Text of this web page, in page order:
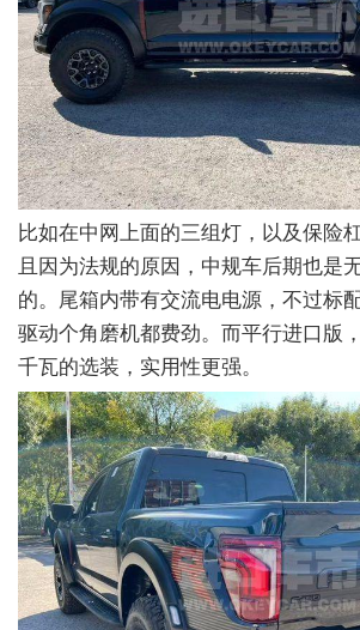
比如在中网上面的三组灯，以及保险
且因为法规的原因，中规车后期也是
的。尾箱内带有交流电电源，不过标
驱动个角磨机都费劲。而平行进口版
千瓦的选装，实用性更强。